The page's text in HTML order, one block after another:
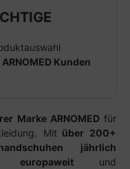
Kunden
Marke ARNOMED für
Mit über 200+
jährlich
europaweit und